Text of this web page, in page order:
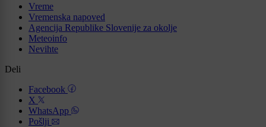
Vreme
Vremenska napoved
Agencija Republike Slovenije za okolje
Meteoinfo
Nevihte
Deli
Facebook
X
WhatsApp
Pošlji